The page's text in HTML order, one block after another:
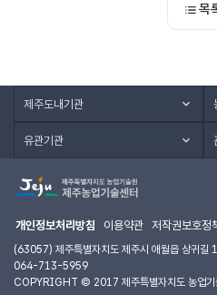
목
제주도내기관
유관기관
개인정보처리방침 이용약관 저작권보호정
(63057) 제주특별자치도 제주시 애월읍 상귀
064-713-5959
COPYRIGHT © 2017 제주특별자치도 농업